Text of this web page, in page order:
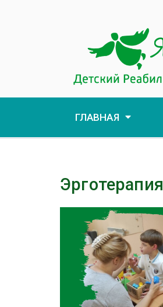
ГЛАВНАЯ
Эрготерапия